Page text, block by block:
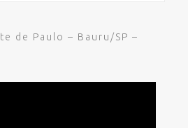
de Paulo – Bauru/SP –